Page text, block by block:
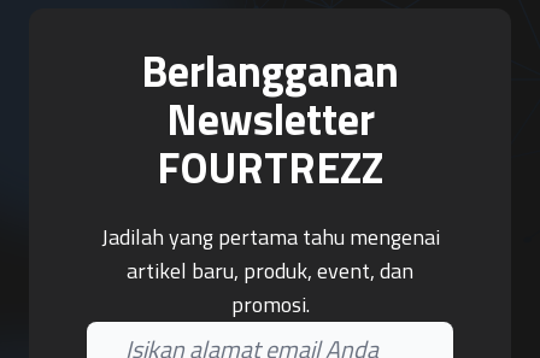
Berlangganan
Newsletter
FOURTREZZ
Jadilah yang pertama tahu mengenai
artikel baru, produk, event, dan
promosi.